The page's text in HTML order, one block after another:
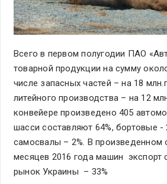
Всего в первом полугодии ПАО
товарной продукции на сумму
числе запасных частей – на 18
литейного производства – на 12
конвейере произведено 405
шасси составляют 64%, бортовые -
самосвалы – 2%. В произведенном
месяцев 2016 года машин экспорт
рынок Украины – 33%